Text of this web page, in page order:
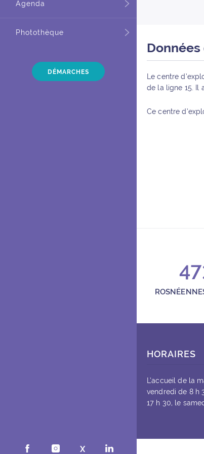
Agenda
Photothèque
DÉMARCHES
Rosny-sous-Bois sur Facebook (ouvre une
Rosny-sous-Bois sur Instagram
X
Le centre
de la ligne 15. Il
Ce centre
HORAIRES
L’accueil de la
vendredi de 8 h
17 h 30, le